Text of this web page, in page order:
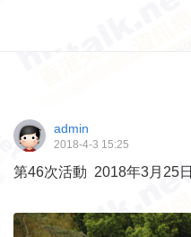
admin
2018-4-3 15:25
第46次活動 2018年3月25日